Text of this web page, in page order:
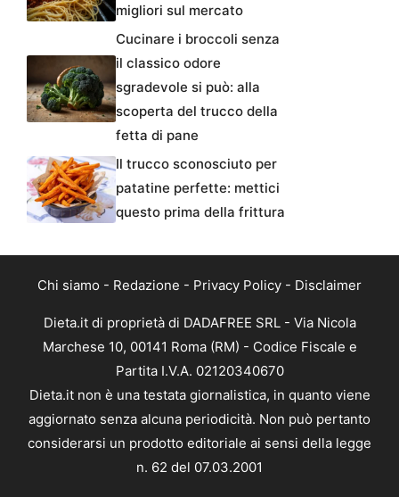
migliori sul mercato
Cucinare i broccoli senza
il classico odore
sgradevole si può: alla
scoperta del trucco della
fetta di pane
Il trucco sconosciuto per
patatine perfette: mettici
questo prima della frittura
Chi siamo - Redazione - Privacy Policy - Disclaimer
Dieta.it di proprietà di DADAFREE SRL - Via Nicola
Marchese 10, 00141 Roma (RM) - Codice Fiscale e
Partita I.V.A. 02120340670
Dieta.it non è una testata giornalistica, in quanto viene
aggiornato senza alcuna periodicità. Non può pertanto
considerarsi un prodotto editoriale ai sensi della legge
n. 62 del 07.03.2001